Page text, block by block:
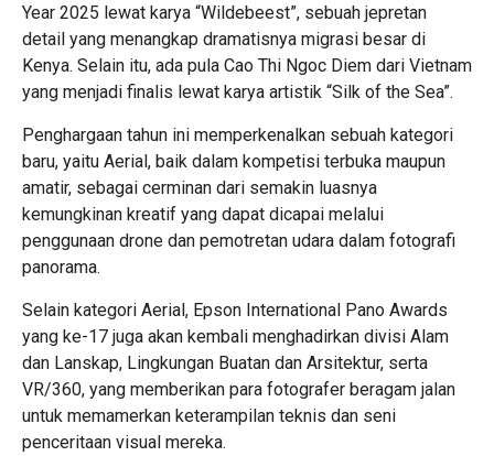
Year 2025 lewat karya “Wildebeest”, sebuah jepretan
detail yang menangkap dramatisnya migrasi besar di
Kenya. Selain itu, ada pula Cao Thi Ngoc Diem dari Vietnam
yang menjadi finalis lewat karya artistik “Silk of the Sea”.
Penghargaan tahun ini memperkenalkan sebuah kategori
baru, yaitu Aerial, baik dalam kompetisi terbuka maupun
amatir, sebagai cerminan dari semakin luasnya
kemungkinan kreatif yang dapat dicapai melalui
penggunaan drone dan pemotretan udara dalam fotografi
panorama.
Selain kategori Aerial, Epson International Pano Awards
yang ke-17 juga akan kembali menghadirkan divisi Alam
dan Lanskap, Lingkungan Buatan dan Arsitektur, serta
VR/360, yang memberikan para fotografer beragam jalan
untuk memamerkan keterampilan teknis dan seni
penceritaan visual mereka.